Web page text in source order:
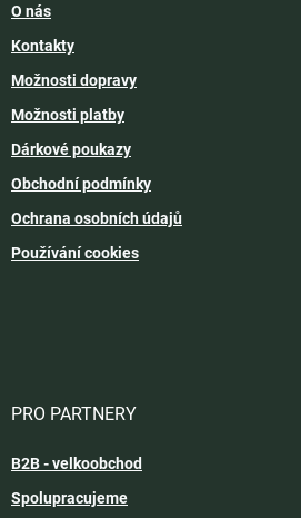
O nás
Kontakty
Možnosti dopravy
Možnosti platby
Dárkové poukazy
Obchodní podmínky
Ochrana osobních údajů
Používání cookies
PRO PARTNERY
B2B - velkoobchod
Spolupracujeme